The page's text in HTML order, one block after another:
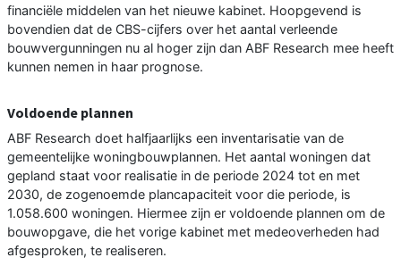
financiële middelen van het nieuwe kabinet. Hoopgevend is
bovendien dat de CBS-cijfers over het aantal verleende
bouwvergunningen nu al hoger zijn dan ABF Research mee heeft
kunnen nemen in haar prognose.
Voldoende plannen
ABF Research doet halfjaarlijks een inventarisatie van de
gemeentelijke woningbouwplannen. Het aantal woningen dat
gepland staat voor realisatie in de periode 2024 tot en met
2030, de zogenoemde plancapaciteit voor die periode, is
1.058.600 woningen. Hiermee zijn er voldoende plannen om de
bouwopgave, die het vorige kabinet met medeoverheden had
afgesproken, te realiseren.